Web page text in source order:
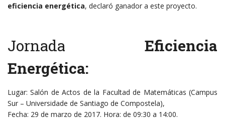
eficiencia energética, declaró ganador a este proyecto.
Jornada Eficiencia
Energética:
Lugar: Salón de Actos de la Facultad de Matemáticas (Campus
Sur – Universidade de Santiago de Compostela),
Fecha: 29 de marzo de 2017. Hora: de 09:30 a 14:00.